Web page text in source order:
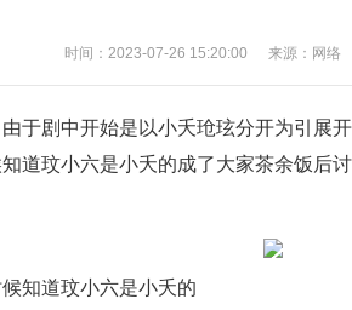
时间：2023-07-26 15:20:00 来源：网络
于剧中开始是以小夭玱玹分开为引展
道玟小六是小夭的成了大家茶余饭后
知道玟小六是小夭的